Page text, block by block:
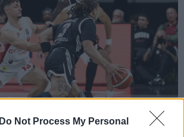
Do Not Process My Personal